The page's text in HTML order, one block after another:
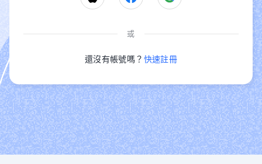
或
還沒有帳號嗎？ 快速註冊